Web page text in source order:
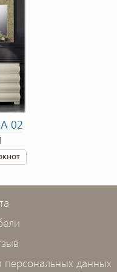
02
персональных данных